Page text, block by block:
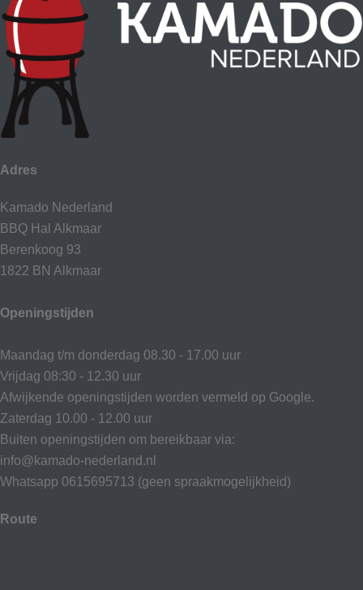
Adres
Kamado Nederland
BBQ Hal Alkmaar
Berenkoog 93
1822 BN Alkmaar
Openingstijden
Maandag t/m donderdag 08.30 - 17.00 uur
Vrijdag 08:30 - 12.30 uur
Afwijkende openingstijden worden vermeld op Google.
Zaterdag 10.00 - 12.00 uur
Buiten openingstijden om bereikbaar via:
info@kamado-nederland.nl
Whatsapp 0615695713 (geen spraakmogelijkheid)
Route